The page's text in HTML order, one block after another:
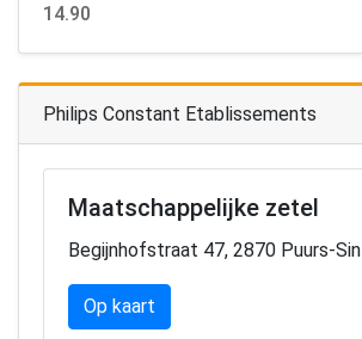
14.90
Philips Constant Etablissements
Maatschappelijke zetel
Begijnhofstraat 47, 2870 Puurs-
Op kaart